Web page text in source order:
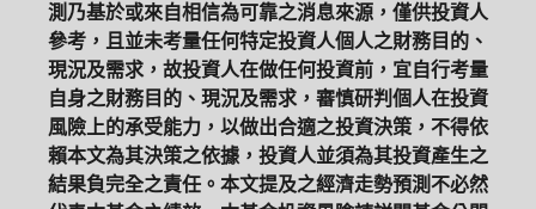
測乃基於或來自相信為可靠之消息來源，僅供投資人
參考，且並未考量任何特定投資人個人之財務目的、
現況及需求，故投資人在做任何投資前，宜自行考量
自身之財務目的、現況及需求，審慎研判個人在投資
風險上的承受能力，以做出合適之投資決策，不得依
賴本文為其決策之依據，投資人並須為其投資產生之
結果負完全之責任。本文提及之經濟走勢預測不必然